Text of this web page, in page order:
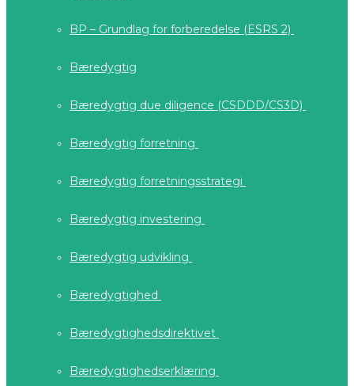
BP – Grundlag for forberedelse (ESRS 2)
Bæredygtig
Bæredygtig due diligence (CSDDD/CS3D)
Bæredygtig forretning
Bæredygtig forretningsstrategi
Bæredygtig investering
Bæredygtig udvikling
Bæredygtighed
Bæredygtighedsdirektivet
Bæredygtighedserklæring